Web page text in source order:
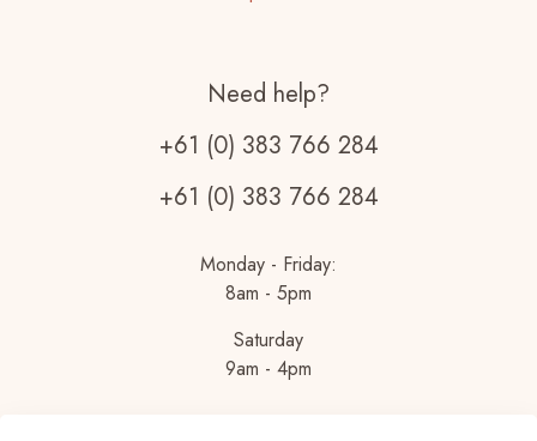
Need help?
+61 (0) 383 766 284
+61 (0) 383 766 284
Monday - Friday:
8am - 5pm
Saturday
9am - 4pm